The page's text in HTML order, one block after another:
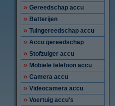
Gereedschap accu
Batterijen
Tuingereedschap accu
Accu gereedschap
Stofzuiger accu
Mobiele telefoon accu
Camera accu
Videocamera accu
Voertuig accu's